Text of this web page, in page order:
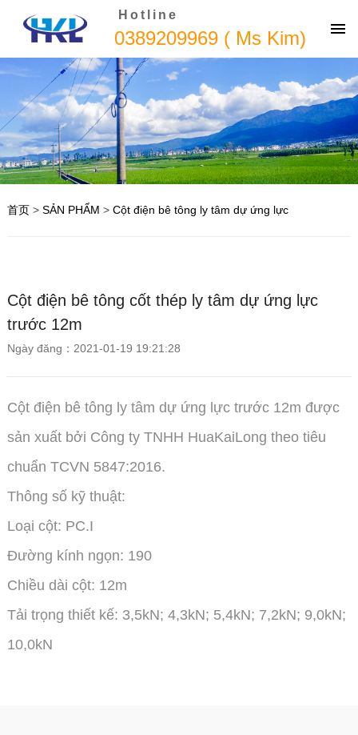
Hotline
0389209969 ( Ms Kim)
首页> SẢN PHẨM > Cột điện bê tông ly tâm dự ứng lực
Cột điện bê tông cốt thép ly tâm dự ứng lực
trước 12m
Ngày đăng：2021-01-19 19:21:28
Cột điện bê tông ly tâm dự ứng lực trước 12m được
sản xuất bởi Công ty TNHH HuaKaiLong theo tiêu
chuẩn TCVN 5847:2016.
Thông số kỹ thuật:
Loại cột: PC.I
Đường kính ngọn: 190
Chiều dài cột: 12m
Tải trọng thiết kế: 3,5kN; 4,3kN; 5,4kN; 7,2kN; 9,0kN;
10,0kN